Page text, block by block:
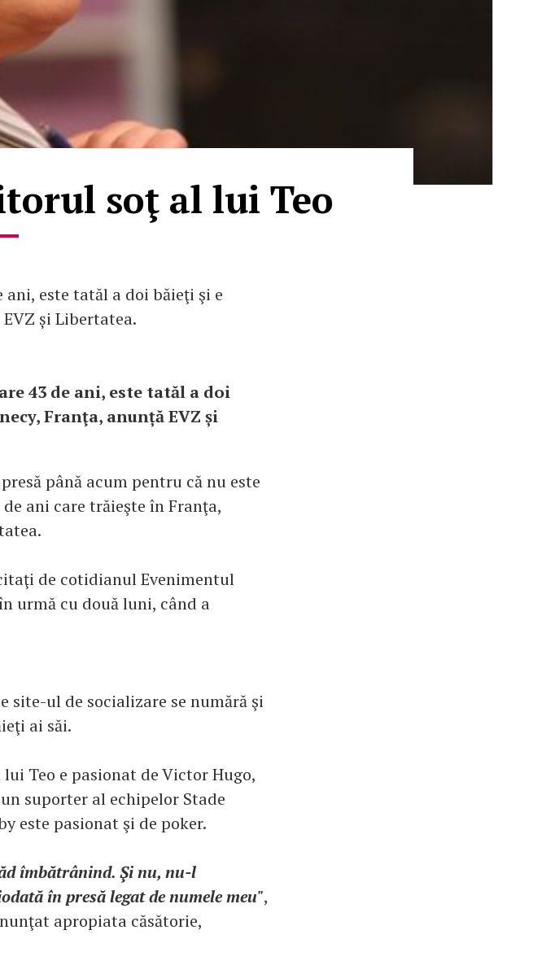
soţ al lui Teo
este tatăl a doi băieţi şi e
și Libertatea.
43 de ani, este tatăl a doi
Franţa, anunță EVZ și
până acum pentru că nu este
ani care trăieşte în Franţa,
de cotidianul Evenimentul
urmă cu două luni, când a
site-ul de socializare se numără şi
ai săi.
Teo e pasionat de Victor Hugo,
suporter al echipelor Stade
este pasionat şi de poker.
îmbătrânind. Şi nu, nu-l
în presă legat de numele meu",
apropiata căsătorie,